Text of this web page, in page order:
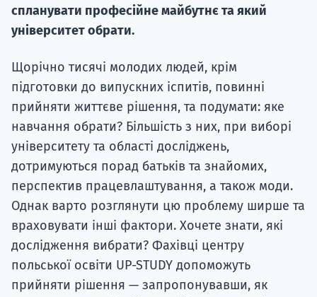
спланувати професійне майбутнє та який
університет обрати.
Щорічно тисячі молодих людей, крім
підготовки до випускних іспитів, повинні
прийняти життєве рішення, та подумати: яке
навчання обрати? Більшість з них, при виборі
університету та області досліджень,
дотримуються порад батьків та знайомих,
перспектив працевлаштування, а також моди.
Однак варто розглянути цю проблему ширше та
враховувати інші фактори. Хочете знати, які
дослідження вибрати? Фахівці центру
польської освіти UP-STUDY допоможуть
прийняти рішення — запропонувавши, як